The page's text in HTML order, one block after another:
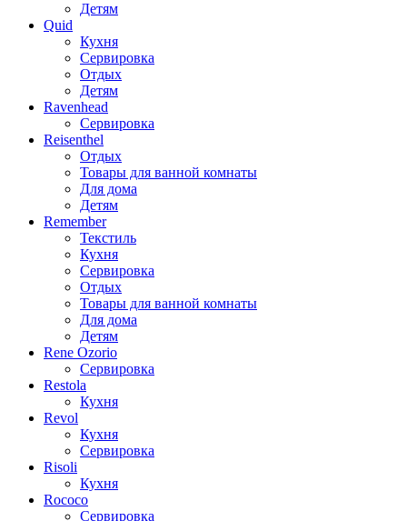
Детям
Quid
Кухня
Сервировка
Отдых
Детям
Ravenhead
Сервировка
Reisenthel
Отдых
Товары для ванной комнаты
Для дома
Детям
Remember
Текстиль
Кухня
Сервировка
Отдых
Товары для ванной комнаты
Для дома
Детям
Rene Ozorio
Сервировка
Restola
Кухня
Revol
Кухня
Сервировка
Risoli
Кухня
Rococo
Сервировка